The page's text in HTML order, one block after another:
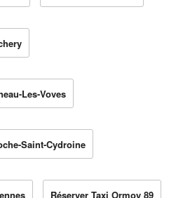
Les-Voves
Saint-Cydroine
Réserver Taxi Ormoy 89